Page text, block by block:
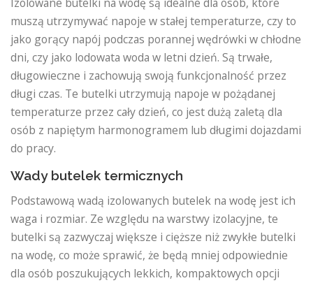
muszą utrzymywać napoje w stałej temperaturze, czy to
jako gorący napój podczas porannej wędrówki w chłodne
dni, czy jako lodowata woda w letni dzień. Są trwałe,
długowieczne i zachowują swoją funkcjonalność przez
długi czas. Te butelki utrzymują napoje w pożądanej
temperaturze przez cały dzień, co jest dużą zaletą dla
osób z napiętym harmonogramem lub długimi dojazdami
do pracy.
Wady butelek termicznych
Podstawową wadą izolowanych butelek na wodę jest ich
waga i rozmiar. Ze względu na warstwy izolacyjne, te
butelki są zazwyczaj większe i cięższe niż zwykłe butelki
na wodę, co może sprawić, że będą mniej odpowiednie
dla osób poszukujących lekkich, kompaktowych opcji